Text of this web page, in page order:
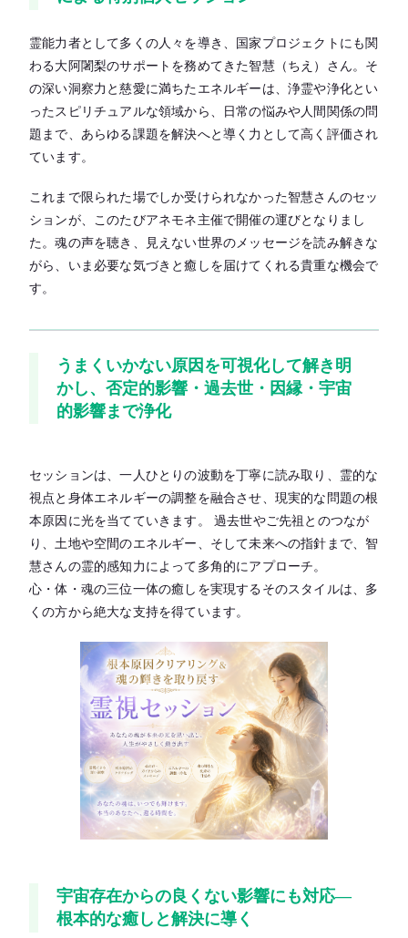
霊能力者として多くの人々を導き、国家プロジェクトにも関
わる大阿闍梨のサポートを務めてきた智慧（ちえ）さん。そ
の深い洞察力と慈愛に満ちたエネルギーは、浄霊や浄化とい
ったスピリチュアルな領域から、日常の悩みや人間関係の問
題まで、あらゆる課題を解決へと導く力として高く評価され
ています。
これまで限られた場でしか受けられなかった智慧さんのセッ
ションが、このたびアネモネ主催で開催の運びとなりまし
た。魂の声を聴き、見えない世界のメッセージを読み解きな
がら、いま必要な気づきと癒しを届けてくれる貴重な機会で
す。
うまくいかない原因を可視化して解き明
かし、否定的影響・過去世・因縁・宇宙
的影響まで浄化
セッションは、一人ひとりの波動を丁寧に読み取り、霊的な
視点と身体エネルギーの調整を融合させ、現実的な問題の根
本原因に光を当てていきます。 過去世やご先祖とのつなが
り、土地や空間のエネルギー、そして未来への指針まで、智
慧さんの霊的感知力によって多角的にアプローチ。
心・体・魂の三位一体の癒しを実現するそのスタイルは、多
くの方から絶大な支持を得ています。
宇宙存在からの良くない影響にも対応―
根本的な癒しと解決に導く